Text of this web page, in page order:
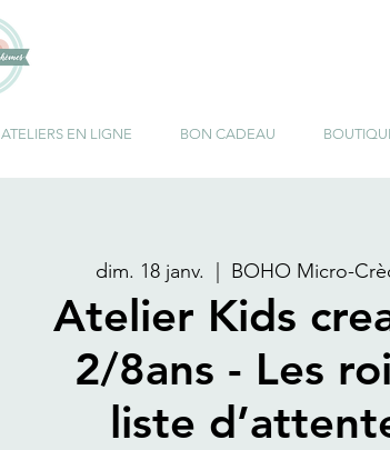
ATELIERS EN LIGNE BON CADEAU
dim. 18 janv.
  |
BOHO Micro-
Atelier Kids
2/8ans - Les
liste